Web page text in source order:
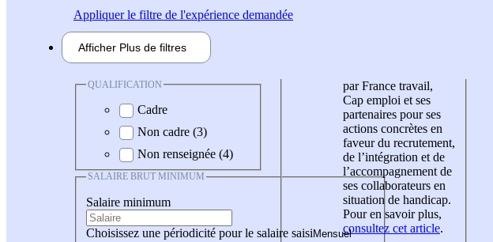
Appliquerle filtre de l'expérience demandée
Afficher Plus de filtres
QUALIFICATION
Cadre
Non cadre (3)
Non renseignée (4)
SALAIRE BRUT MINIMUM
Salaire minimum
Choisissez une périodicité pour le salaire saisi
par France travail,
Cap emploi et ses
partenaires pour ses
actions concrètes en
faveur du recrutement,
de l’intégration et de
l’accompagnement de
ses collaborateurs en
situation de handicap.
Pour en savoir plus,
consultez cet article.